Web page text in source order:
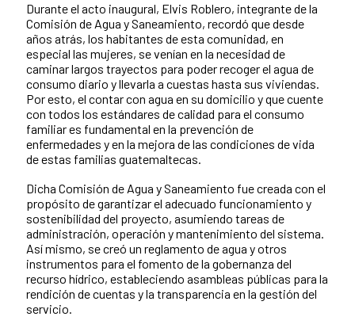
Durante el acto inaugural, Elvis Roblero, integrante de la
Comisión de Agua y Saneamiento, recordó que desde
años atrás, los habitantes de esta comunidad, en
especial las mujeres, se venían en la necesidad de
caminar largos trayectos para poder recoger el agua de
consumo diario y llevarla a cuestas hasta sus viviendas.
Por esto, el contar con agua en su domicilio y que cuente
con todos los estándares de calidad para el consumo
familiar es fundamental en la prevención de
enfermedades y en la mejora de las condiciones de vida
de estas familias guatemaltecas.
Dicha Comisión de Agua y Saneamiento fue creada con el
propósito de garantizar el adecuado funcionamiento y
sostenibilidad del proyecto, asumiendo tareas de
administración, operación y mantenimiento del sistema.
Así mismo, se creó un reglamento de agua y otros
instrumentos para el fomento de la gobernanza del
recurso hídrico, estableciendo asambleas públicas para la
rendición de cuentas y la transparencia en la gestión del
servicio.